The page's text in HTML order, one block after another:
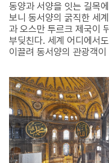
동양과 서양을 잇는 길목
보니 동서양의 굵직한 세
과 오스만 투르크 제국이
부딪친다. 세계 어디에서
이끌려 동서양의 관광객